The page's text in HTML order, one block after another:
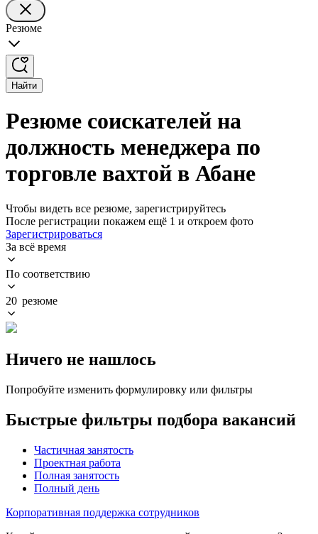
Резюме
Найти
Резюме соискателей на
должность менеджера по
торговле вахтой в Абане
Чтобы видеть все резюме, зарегистрируйтесь
После регистрации покажем ещё 1 и откроем фото
Зарегистрироваться
За всё время
По соответствию
20 резюме
Ничего не нашлось
Попробуйте изменить формулировку или фильтры
Быстрые фильтры подбора вакансий
Частичная занятость
Проектная работа
Полная занятость
Полный день
Корпоративная поддержка сотрудников